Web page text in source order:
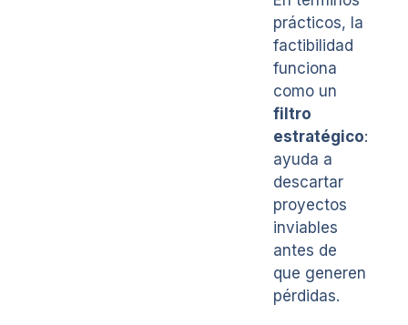
prácticos, la
factibilidad
funciona
como un
filtro
estratégico:
ayuda a
descartar
proyectos
inviables
antes de
que generen
pérdidas.